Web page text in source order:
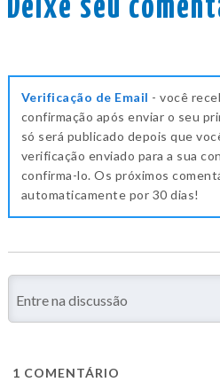
Deixe seu
Verificação de Email - você
confirmação após enviar o seu
só será publicado depois que
verificação enviado para a sua
confirma-lo. Os próximos
automaticamente por 30 dias!
1 COMENTÁRIO